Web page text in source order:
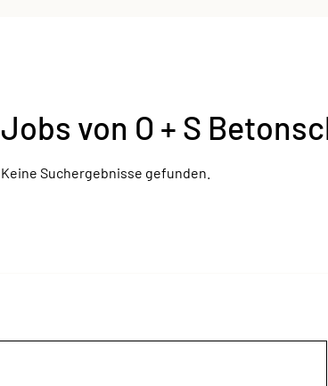
Jobs von O + S
Keine Suchergebnisse gefunden.